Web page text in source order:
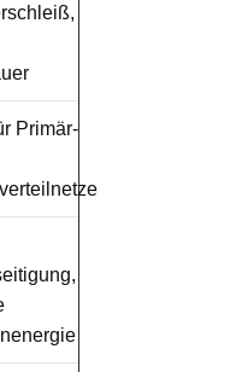
Primär-